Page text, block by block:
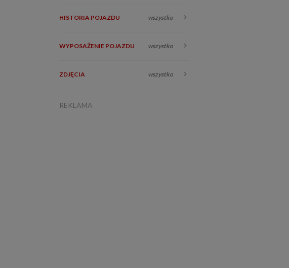
HISTORIA POJAZDU wszystko
WYPOSAŻENIE POJAZDU wszystko
ZDJĘCIA wszystko
REKLAMA